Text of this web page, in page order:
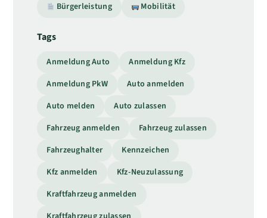
Bürgerleistung Mobilität
Tags
Anmeldung Auto
Anmeldung Kfz
Anmeldung PkW
Auto anmelden
Auto melden
Auto zulassen
Fahrzeug anmelden
Fahrzeug zulassen
Fahrzeughalter
Kennzeichen
Kfz anmelden
Kfz-Neuzulassung
Kraftfahrzeug anmelden